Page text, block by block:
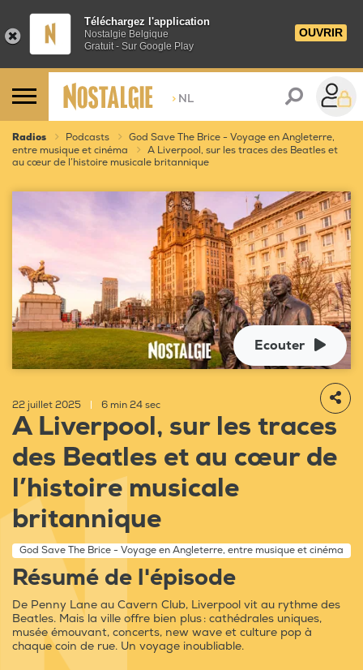
Téléchargez l'application
Nostalgie Belgique
Gratuit - Sur Google Play
OUVRIR
> NL
Radios Podcasts
God Save The Brice - Voyage en Angleterre,
entre musique et cinéma
A Liverpool, sur les traces des Beatles et
au cœur de l’histoire musicale britannique
Ecouter
22 juillet 2025 6 min 24 sec
A Liverpool, sur les traces
des Beatles et au cœur de
l’histoire musicale
britannique
God Save The Brice - Voyage en Angleterre, entre musique et cinéma
Résumé de l'épisode
De Penny Lane au Cavern Club, Liverpool vit au rythme des
Beatles. Mais la ville offre bien plus : cathédrales uniques,
musée émouvant, concerts, new wave et culture pop à
chaque coin de rue. Un voyage inoubliable.